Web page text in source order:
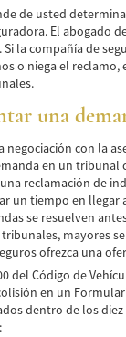
de usted
El abogado
la compañía de
o niega el
una
negociación con la
en un tribunal
reclamación de
un tiempo en llegar
se resuelven
mayores
ofrezca una
del Código de
en un
dentro de los